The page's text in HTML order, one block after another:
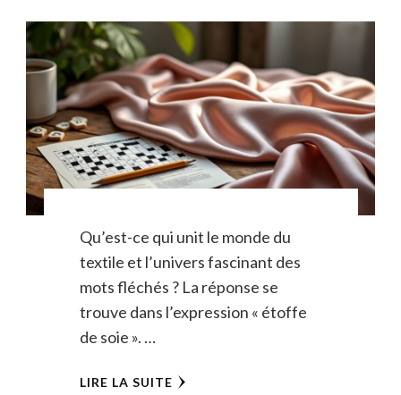
Qu’est-ce qui unit le monde du
textile et l’univers fascinant des
mots fléchés ? La réponse se
trouve dans l’expression « étoffe
de soie ». …
LIRE LA SUITE